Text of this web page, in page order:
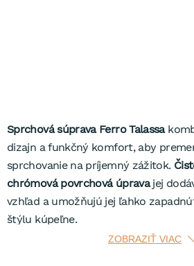
Sprchová súprava Ferro Talassa
dizajn a funkčný komfort, aby
sprchovanie na príjemný zážitok.
chrómová povrchová úpravajej
vzhľad a umožňujú jej ľahko
štýlu kúpeľne.
Súprava obsahuje sprchovú batériu
ZOBRAZIŤ VIAC